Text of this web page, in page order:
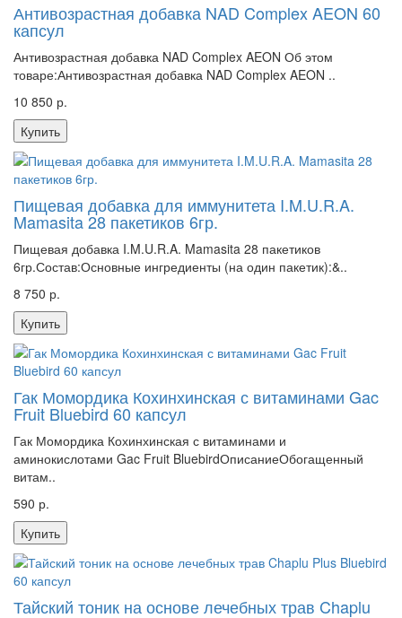
Антивозрастная добавка NAD Complex AEON 60
капсул
Антивозрастная добавка NAD Complex AEON Об этом
товаре:Антивозрастная добавка NAD Complex AEON ..
10 850 р.
Купить
Пищевая добавка для иммунитета I.M.U.R.A.
Mamasita 28 пакетиков 6гр.
Пищевая добавка I.M.U.R.A. Mamasita 28 пакетиков
6гр.Состав:Основные ингредиенты (на один пакетик):&..
8 750 р.
Купить
Гак Момордика Кохинхинская с витаминами Gac
Fruit Bluebird 60 капсул
Гак Момордика Кохинхинская с витаминами и
аминокислотами Gac Fruit BluebirdОписаниеОбогащенный
витам..
590 р.
Купить
Тайский тоник на основе лечебных трав Chaplu